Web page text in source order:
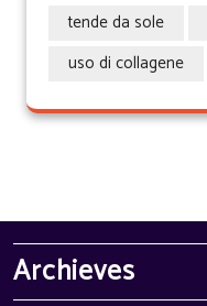
tende da sole
uso di collagene
Archieves